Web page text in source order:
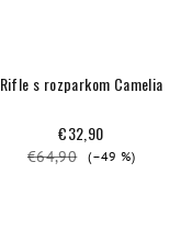
Rifle s rozparkom Camelia
€32,90
€64,90 (–49 %)